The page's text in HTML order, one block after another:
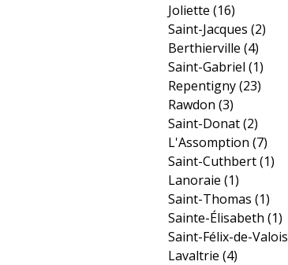
Joliette (16)
Saint-Jacques (2)
Berthierville (4)
Saint-Gabriel (1)
Repentigny(23)
Rawdon (3)
Saint-Donat(2)
L'Assomption (7)
Saint-Cuthbert(1)
Lanoraie (1)
Saint-Thomas (1)
Sainte-Élisabeth (1)
Saint-Félix-de-Valois
Lavaltrie (4)